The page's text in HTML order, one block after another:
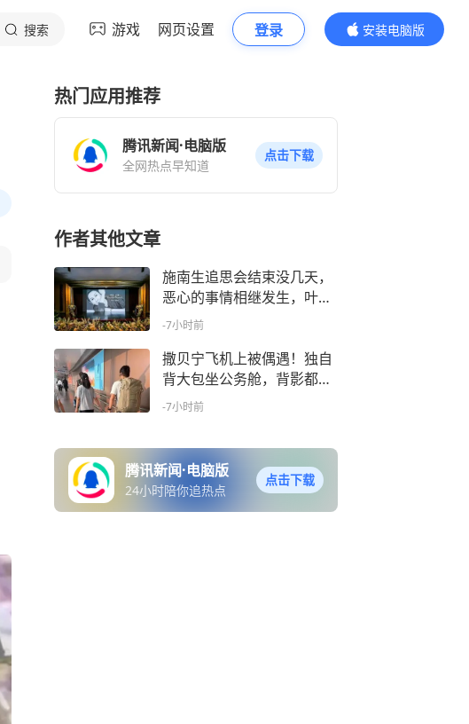
搜索 游戏 网页设置 登录
安装电脑版
内容更精彩
热门应用推荐
腾讯新闻·电脑版
全网热点早知道
点击下载
作者其他文章
施南生追思会结束没几天，
恶心的事情相继发生，叶蒨
文刘嘉玲遭殃
-7小时前
撒贝宁飞机上被偶遇！独自
背大包坐公务舱，背影都透
着自律和帅气
-7小时前
腾讯新闻·电脑版
24小时陪你追热点
点击下载